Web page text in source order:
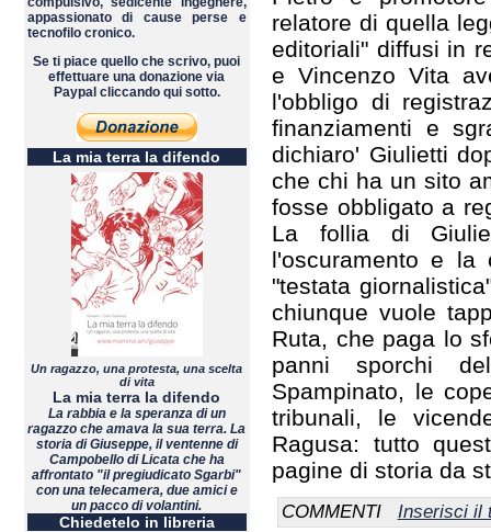
appassionato di cause perse e
tecnofilo cronico.
Se ti piace quello che scrivo, puoi
effettuare una donazione via
Paypal cliccando qui sotto.
La mia terra la difendo
Un ragazzo, una protesta, una scelta
di vita
La mia terra la difendo
La rabbia e la speranza di un
ragazzo che amava la sua terra. La
storia di Giuseppe, il ventenne di
Campobello di Licata che ha
affrontato "il pregiudicato Sgarbi"
con una telecamera, due amici e
un pacco di volantini.
Chiedetelo in libreria
relatore di quella
editoriali" diffusi in
e Vincenzo Vita
l'obbligo di
finanziamenti e
dichiaro' Giulietti
che chi ha un sito
fosse obbligato a
La follia di
l'oscuramento e la
"testata
chiunque vuole
Ruta, che paga lo
panni sporchi
Spampinato, le
tribunali, le
Ragusa: tutto
pagine di storia da
COMMENTI Inserisci il